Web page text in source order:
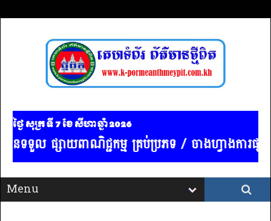
ថ្ងៃ សុក្រ ទី 7​ ខែ សីហា ឆ្នាំ 2026
ទួល ផ្សាយពាណិជ្ជកម្ម គ្រប់ប្រភទ / ចាងហ្វាងការផ្